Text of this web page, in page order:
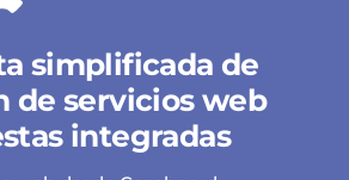
simplificada de
de servicios web
integradas